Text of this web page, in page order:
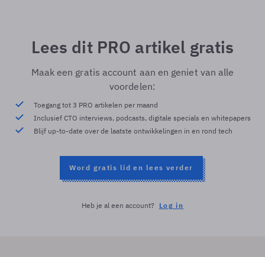
Lees dit PRO artikel gratis
Maak een gratis account aan en geniet van alle
voordelen:
Toegang tot 3 PRO artikelen per maand
Inclusief CTO interviews, podcasts, digitale specials en whitepapers
Blijf up-to-date over de laatste ontwikkelingen in en rond tech
Word gratis lid en lees verder
Heb je al een account? Log in